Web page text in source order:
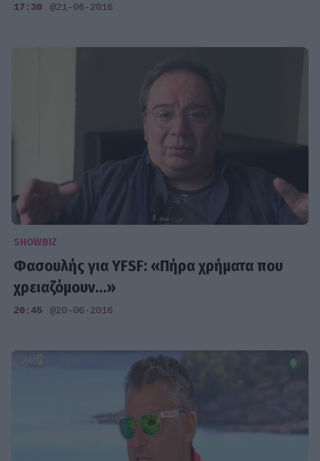
17:30 @21-06-2016
SHOWBIZ
Φασουλής για YFSF: «Πήρα χρήματα που
χρειαζόμουν…»
20:45 @20-06-2016